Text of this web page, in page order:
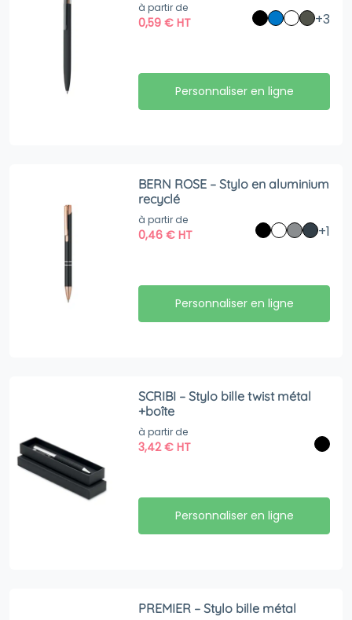
à partir de
0,59€ HT +3
Personnaliser en ligne
BERN ROSE – Stylo en aluminium
recyclé
à partir de
0,46€ HT +1
Personnaliser en ligne
SCRIBI – Stylo bille twist métal
+boîte
à partir de
3,42€ HT
Personnaliser en ligne
PREMIER – Stylo bille métal